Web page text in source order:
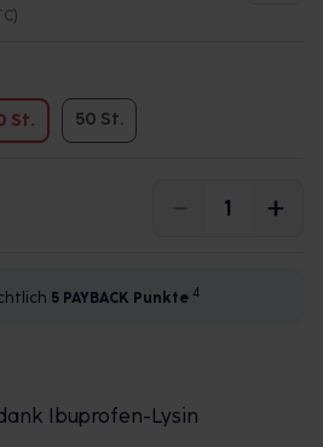
St. 50 St.
5 PAYBACK Punkte 4
Ibuprofen-Lysin